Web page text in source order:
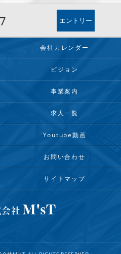
エントリー
会社カレンダー
ビジョン
事業案内
求人一覧
Youtube動画
お問い合わせ
サイトマップ